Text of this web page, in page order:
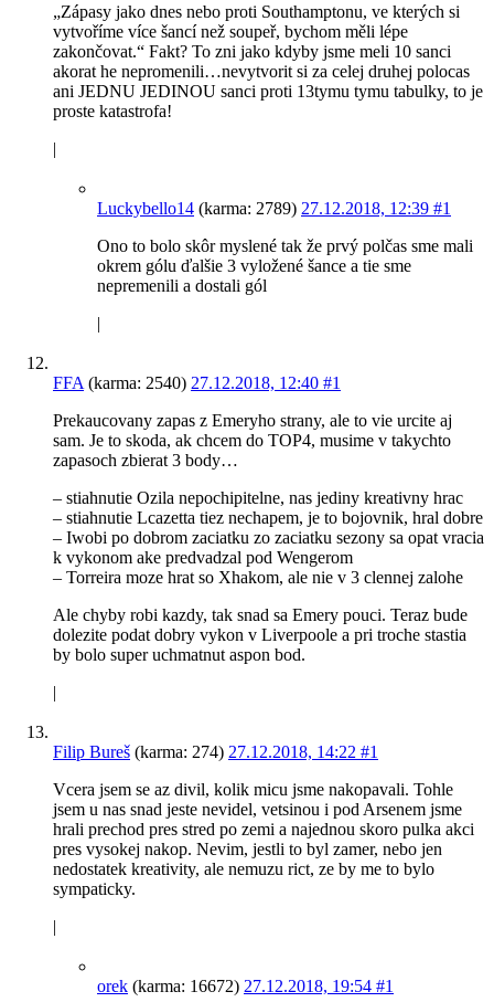
„Zápasy jako dnes nebo proti Southamptonu, ve kterých si
vytvoříme více šancí než soupeř, bychom měli lépe
zakončovat.“ Fakt? To zni jako kdyby jsme meli 10 sanci
akorat he nepromenili…nevytvorit si za celej druhej polocas
ani JEDNU JEDINOU sanci proti 13tymu tymu tabulky, to je
proste katastrofa!
|
Luckybello14 (karma: 2789) 27.12.2018, 12:39 #1
Ono to bolo skôr myslené tak že prvý polčas sme mali
okrem gólu ďalšie 3 vyložené šance a tie sme
nepremenili a dostali gól
|
FFA (karma: 2540) 27.12.2018, 12:40 #1
Prekaucovany zapas z Emeryho strany, ale to vie urcite aj
sam. Je to skoda, ak chcem do TOP4, musime v takychto
zapasoch zbierat 3 body…
– stiahnutie Ozila nepochipitelne, nas jediny kreativny hrac
– stiahnutie Lcazetta tiez nechapem, je to bojovnik, hral dobre
– Iwobi po dobrom zaciatku zo zaciatku sezony sa opat vracia
k vykonom ake predvadzal pod Wengerom
– Torreira moze hrat so Xhakom, ale nie v 3 clennej zalohe
Ale chyby robi kazdy, tak snad sa Emery pouci. Teraz bude
dolezite podat dobry vykon v Liverpoole a pri troche stastia
by bolo super uchmatnut aspon bod.
|
Filip Bureš (karma: 274) 27.12.2018, 14:22 #1
Vcera jsem se az divil, kolik micu jsme nakopavali. Tohle
jsem u nas snad jeste nevidel, vetsinou i pod Arsenem jsme
hrali prechod pres stred po zemi a najednou skoro pulka akci
pres vysokej nakop. Nevim, jestli to byl zamer, nebo jen
nedostatek kreativity, ale nemuzu rict, ze by me to bylo
sympaticky.
|
orek (karma: 16672) 27.12.2018, 19:54 #1